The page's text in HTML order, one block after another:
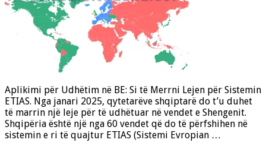
Aplikimi për Udhëtim në BE: Si të Merrni Lejen për Sistemin
ETIAS. Nga janari 2025, qytetarëve shqiptarë do t’u duhet
të marrin një leje për të udhëtuar në vendet e Shengenit.
Shqipëria është një nga 60 vendet që do të përfshihen në
sistemin e ri të quajtur ETIAS (Sistemi Evropian …